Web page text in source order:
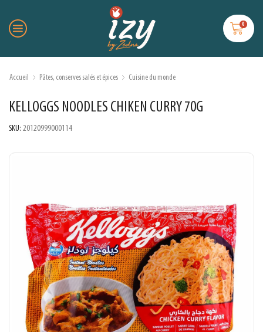
0
Accueil Pâtes, conserves salés et épices Cuisine du monde
KELLOGGS NOODLES CHIKEN CURRY 70G
SKU: 20120999000114